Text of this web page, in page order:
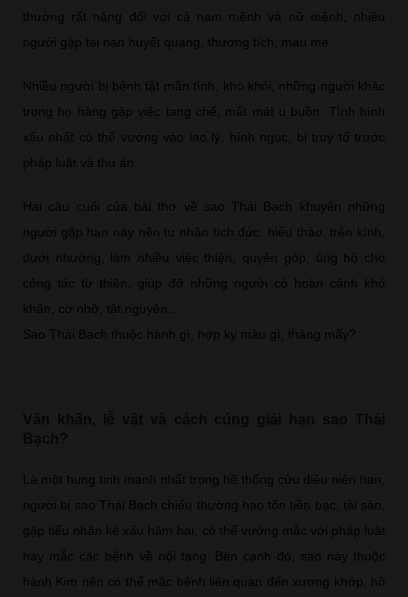
thường rất nặng đối với cả nam mệnh và nữ mệnh, nhiều
người gặp tai nạn huyết quang, thương tích, máu me.
Nhiều người bị bệnh tật mãn tính, khó khỏi, những người khác
trong họ hàng gặp việc tang chế, mất mát u buồn. Tình hình
xấu nhất có thể vướng vào lao lý, hình ngục, bị truy tố trước
pháp luật và thụ án.
Hai câu cuối của bài thơ về sao Thái Bạch khuyên những
người gặp hạn này nên tu nhân tích đức, hiếu thảo, trên kính,
dưới nhường, làm nhiều việc thiện, quyên góp, ủng hộ cho
công tác từ thiện, giúp đỡ những người có hoàn cảnh khó
khăn, cơ nhỡ, tật nguyền…
Sao Thái Bạch thuộc hành gì, hợp kỵ màu gì, tháng mấy?
Là một hung tinh mạnh nhất trong hệ thống cửu diệu niên hạn,
người bị sao Thái Bạch chiếu thường hao tốn tiền bạc, tài sản,
gặp tiểu nhân kẻ xấu hãm hại, có thể vướng mắc với pháp luật
hay mắc các bệnh về nội tạng. Bên cạnh đó, sao này thuộc
hành Kim nên có thể mắc bệnh liên quan đến xương khớp, hô